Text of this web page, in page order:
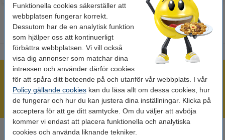
Funktionella cookies säkerställer att
webbplatsen fungerar korrekt.
Dessutom har de en analytisk funktion
som hjälper oss att kontinuerligt
förbättra webbplatsen. Vi vill också
visa dig annonser som matchar dina
intressen och använder därför cookies
för att spåra ditt beteende på och utanför vår webbplats. I vår
Policy gällande cookies kan du läsa allt om dessa cookies, hur
de fungerar och hur du kan justera dina inställningar. Klicka på
acceptera för att ge ditt samtycke. Om du väljer att avböja
kommer vi endast att placera funktionella och analytiska
cookies och använda liknande tekniker.
Mer än 300.000 kunder!
Beställ innan 16:00 så skickar vi idag!
Alltid låga priser!